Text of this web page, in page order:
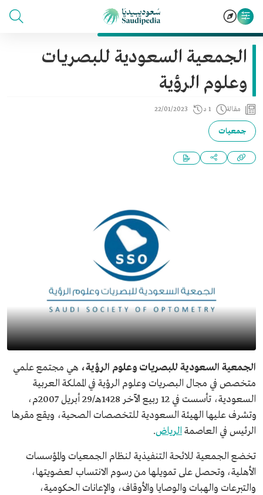
الجمعية السعودية للبصريات
وعلوم الرؤية
مقالة 1 د 22/01/2023
جمعيات
الجمعية السعودية للبصريات وعلوم الرؤية، هي مجتمع علمي
متخصص في مجال البصريات وعلوم الرؤية في المملكة العربية
السعودية، تأسست في 12 ربيع الآخر 1428هـ/29 أبريل 2007م،
وتشرف عليها الهيئة السعودية للتخصصات الصحية، ويقع مقرها
الرئيس في العاصمة الرياض.
تخضع الجمعية للائحة التنفيذية لنظام الجمعيات والمؤسسات
الأهلية، وتحصل على تمويلها من رسوم الانتساب لعضويتها،
والتبرعات والهبات والوصايا والأوقاف، والإعانات الحكومية،